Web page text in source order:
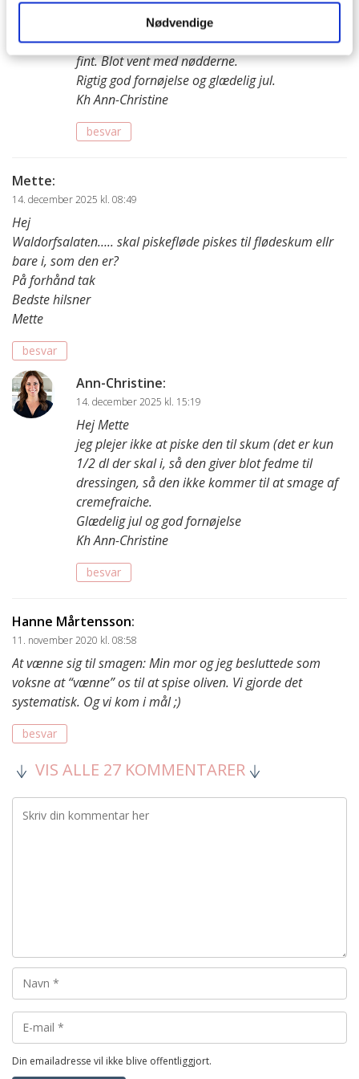
Nødvendige
Helt enig i den forrige kommentar, det kan du
fint. Blot vent med nødderne.
Rigtig god fornøjelse og glædelig jul.
Kh Ann-Christine
besvar
Mette:
14. december 2025 kl. 08:49
Hej
Waldorfsalaten….. skal piskefløde piskes til flødeskum ellr
bare i, som den er?
På forhånd tak
Bedste hilsner
Mette
besvar
Ann-Christine:
14. december 2025 kl. 15:19
Hej Mette
jeg plejer ikke at piske den til skum (det er kun
1/2 dl der skal i, så den giver blot fedme til
dressingen, så den ikke kommer til at smage af
cremefraiche.
Glædelig jul og god fornøjelse
Kh Ann-Christine
besvar
Hanne Mårtensson:
11. november 2020 kl. 08:58
At vænne sig til smagen: Min mor og jeg besluttede som
voksne at “vænne” os til at spise oliven. Vi gjorde det
systematisk. Og vi kom i mål ;)
besvar
VIS ALLE 27 KOMMENTARER
Din emailadresse vil ikke blive offentliggjort.